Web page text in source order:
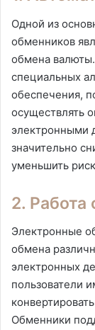
Одной из
обменников
обмена
специальных
обеспечения,
осуществлять
электронными
значительно
уменьшить
2.
Электронные
обмена
электронных
пользователи
Обменники